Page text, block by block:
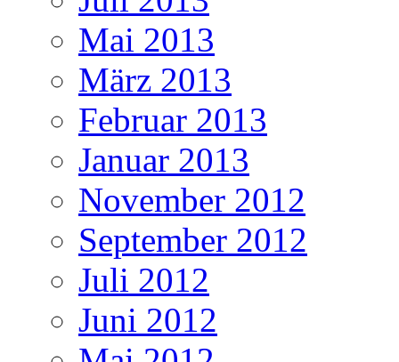
Mai 2013
März 2013
Februar 2013
Januar 2013
November 2012
September 2012
Juli 2012
Juni 2012